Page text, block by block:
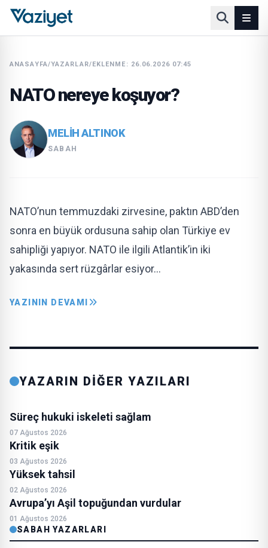
ANASAYFA/YAZARLAR/EKLENME: 26.06.2026 07:45
NATO nereye koşuyor?
MELİH ALTINOK
SABAH
NATO’nun temmuzdaki zirvesine, paktın ABD’den
sonra en büyük ordusuna sahip olan Türkiye ev
sahipliği yapıyor. NATO ile ilgili Atlantik’in iki
yakasında sert rüzgârlar esiyor…
YAZININ DEVAMI
YAZARIN DİĞER YAZILARI
Süreç hukuki iskeleti sağlam
07 Ağustos 2026
Kritik eşik
03 Ağustos 2026
Yüksek tahsil
02 Ağustos 2026
Avrupa’yı Aşil topuğundan vurdular
01 Ağustos 2026
SABAH YAZARLARI